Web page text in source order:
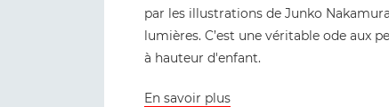
par les illustrations de Junko
lumières. C’est une véritable ode aux
à hauteur d'enfant.
En savoir plus